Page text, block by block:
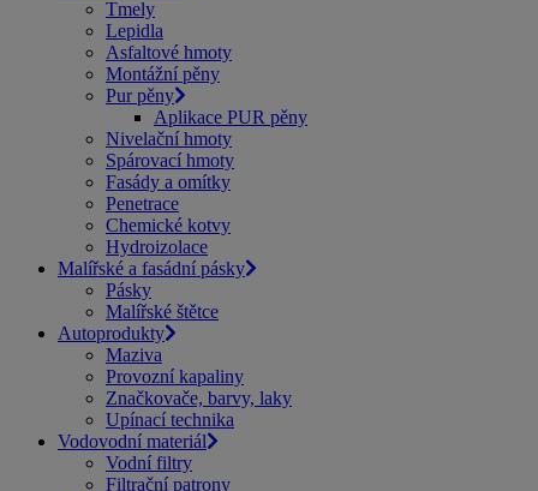
Tmely
Lepidla
Asfaltové hmoty
Montážní pěny
Pur pěny
Aplikace PUR pěny
Nivelační hmoty
Spárovací hmoty
Fasády a omítky
Penetrace
Chemické kotvy
Hydroizolace
Malířské a fasádní pásky
Pásky
Malířské štětce
Autoprodukty
Maziva
Provozní kapaliny
Značkovače, barvy, laky
Upínací technika
Vodovodní materiál
Vodní filtry
Filtrační patrony